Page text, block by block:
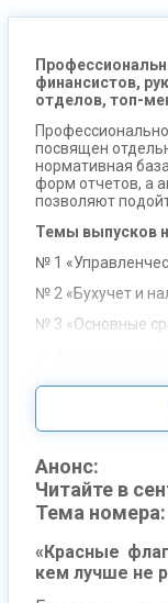
финансистов,
отделов, топ-
посвящен
нормативная
форм отчетов, а
позволяют
Темы выпусков
№ 1
№ 2 «Бухучет и
№ 3 «Основные
№ 5
№ 6 «Финансы
№ 8 «Контроль на
№ 9 «Работа с
№ 10
№ 11
Анонс:
Читайте в
Тема номера:
«Красные
кем лучше не